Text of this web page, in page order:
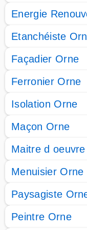
Energie
Etanchéiste
Façadier Orne
Ferronier Orne
Isolation Orne
Maçon Orne
Maitre d
Menuisier Orne
Paysagiste
Peintre Orne